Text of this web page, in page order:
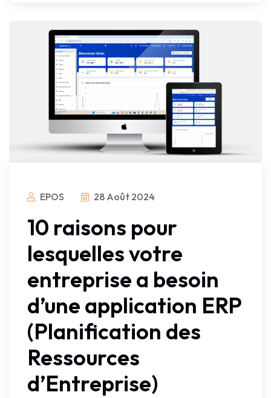
EPOS 28 Août 2024
10 raisons pour
lesquelles votre
entreprise a besoin
d’une application ERP
(Planification des
Ressources
d’Entreprise)